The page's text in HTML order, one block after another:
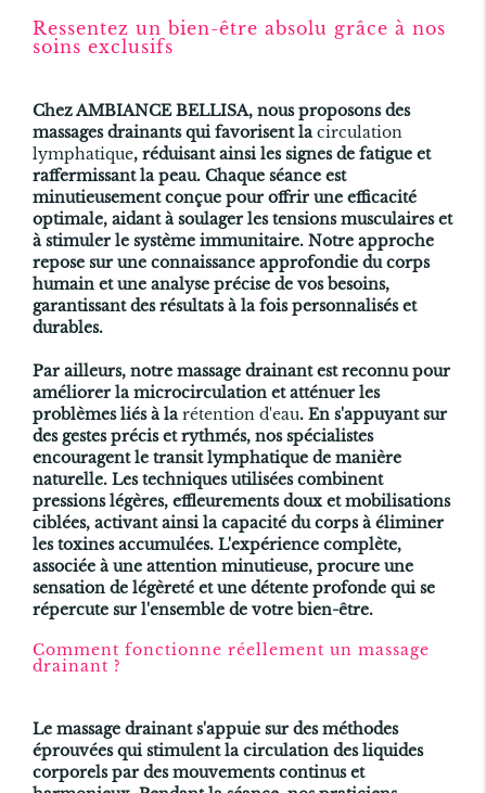
Ressentez un bien-être absolu grâce à nos
soins exclusifs
Chez AMBIANCE BELLISA, nous proposons des
massages drainants qui favorisent lacirculation
lymphatique, réduisant ainsi les signes de fatigue et
raffermissant la peau. Chaque séance est
minutieusement conçue pour offrir une efficacité
optimale, aidant à soulager les tensions musculaires et
à stimuler le système immunitaire. Notre approche
repose sur une connaissance approfondie du corps
humain et une analyse précise de vos besoins,
garantissant des résultats à la fois personnalisés et
durables.
Par ailleurs, notre massage drainant est reconnu pour
améliorer la microcirculation et atténuer les
problèmes liés à larétention d'eau. En s'appuyant sur
des gestes précis et rythmés, nos spécialistes
encouragent le transit lymphatique de manière
naturelle. Les techniques utilisées combinent
pressions légères, effleurements doux et mobilisations
ciblées, activant ainsi la capacité du corps à éliminer
les toxines accumulées. L'expérience complète,
associée à une attention minutieuse, procure une
sensation de légèreté et une détente profonde qui se
répercute sur l'ensemble de votre bien-être.
Comment fonctionne réellement un massage
drainant ?
Le massage drainant s'appuie sur des méthodes
éprouvées qui stimulent la circulation des liquides
corporels par des mouvements continus et